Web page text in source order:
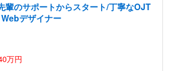
輩のサポートからスタート/丁寧なOJT
デザイナー
万円